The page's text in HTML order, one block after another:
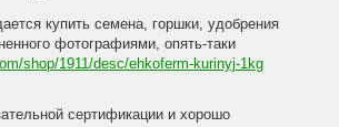
купить семена, горшки, удобрения
фотографиями, опять-таки
shop/1911/desc/ehkoferm-kurinyj-1kg
сертификации и хорошо